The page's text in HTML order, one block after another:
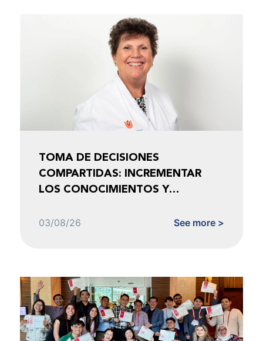
TOMA DE DECISIONES
COMPARTIDAS: INCREMENTAR
LOS CONOCIMIENTOS Y
03/08/26 See more >